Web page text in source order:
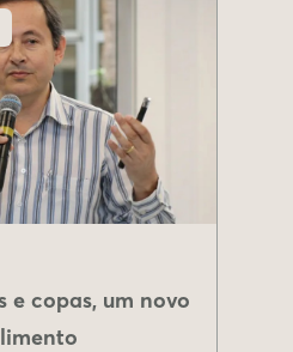
e copas, um novo